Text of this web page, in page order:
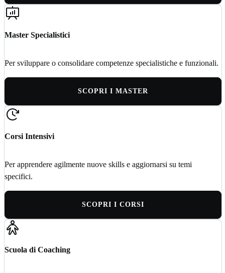
Master Specialistici
Per sviluppare o consolidare competenze specialistiche e funzionali.
SCOPRI I MASTER
Corsi Intensivi
Per apprendere agilmente nuove skills e aggiornarsi su temi
specifici.
SCOPRI I CORSI
Scuola di Coaching